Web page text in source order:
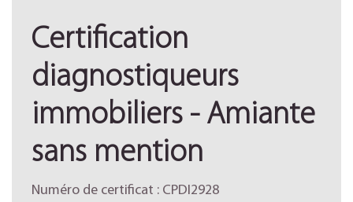
Certification
diagnostiqueurs
immobiliers - Amiante
sans mention
Numéro de certificat : CPDI2928